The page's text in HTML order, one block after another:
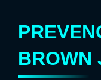
BROWN